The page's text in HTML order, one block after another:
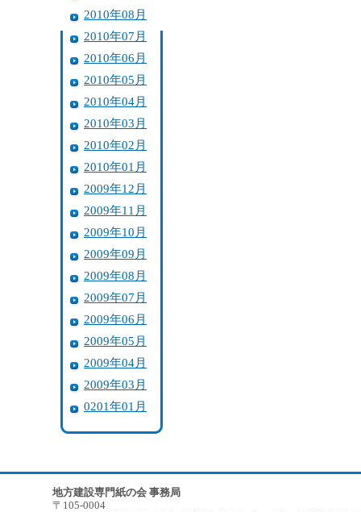
2010年08月
2010年07月
2010年06月
2010年05月
2010年04月
2010年03月
2010年02月
2010年01月
2009年12月
2009年11月
2009年10月
2009年09月
2009年08月
2009年07月
2009年06月
2009年05月
2009年04月
2009年03月
0201年01月
地方建設専門紙の会 事務局
〒105-0004